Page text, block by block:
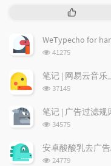
文
WeTypecho for
浏
次
数:
41275
浏
次
数:
37145
笔记 | 广告过滤规
浏
次
数:
34575
安卓酸酸乳去广告
浏
24779